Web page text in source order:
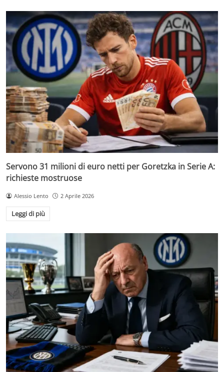
Servono 31 milioni di euro netti per Goretzka in Serie A:
richieste mostruose
Alessio Lento 2 Aprile 2026
Leggi di più